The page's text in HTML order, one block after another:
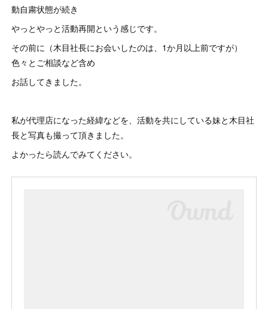
動自粛状態が続き
やっとやっと活動再開という感じです。
その前に（木目社長にお会いしたのは、1か月以上前ですが）
色々とご相談など含め
お話してきました。
私が代理店になった経緯などを、活動を共にしている妹と木目社
長と写真も撮って頂きました。
よかったら読んでみてください。